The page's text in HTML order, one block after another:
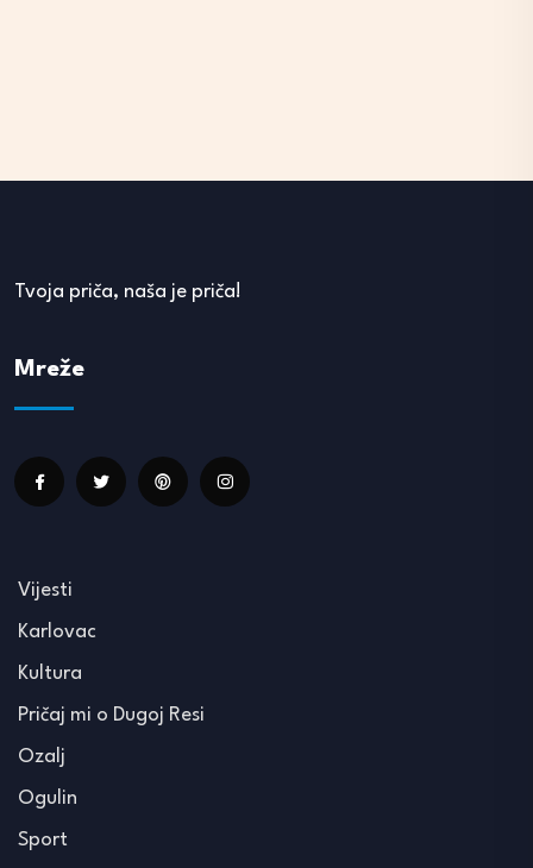
Tvoja priča, naša je priča!
Mreže
Vijesti
Karlovac
Kultura
Pričaj mi o Dugoj Resi
Ozalj
Ogulin
Sport